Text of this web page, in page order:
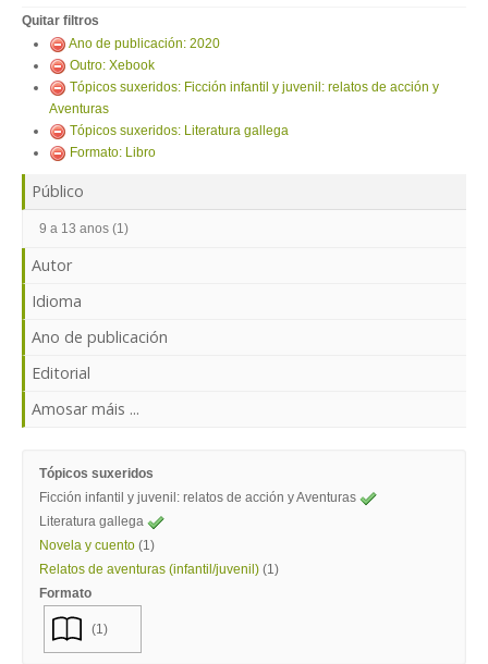
Quitar filtros
Ano de publicación: 2020
Outro: Xebook
Tópicos suxeridos: Ficción infantil y juvenil: relatos de acción y
Aventuras
Tópicos suxeridos: Literatura gallega
Formato: Libro
Público
9 a 13 anos (1)
Autor
Idioma
Ano de publicación
Editorial
Amosar máis ...
Tópicos suxeridos
Ficción infantil y juvenil: relatos de acción y Aventuras
Literatura gallega
Novela y cuento (1)
Relatos de aventuras (infantil/juvenil) (1)
Formato
(1)